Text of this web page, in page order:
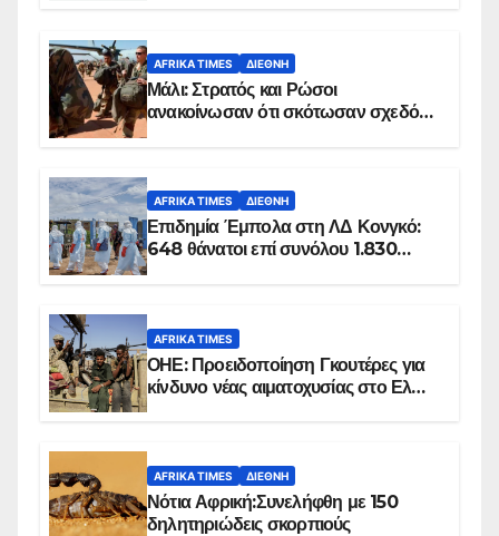
AFRIKA TIMES ΔΙΕΘΝΉ
Μάλι: Στρατός και Ρώσοι
ανακοίνωσαν ότι σκότωσαν σχεδόν
AFRIKA TIMES ΔΙΕΘΝΉ
Επιδημία Έμπολα στη ΛΔ Κονγκό:
648 θάνατοι επί συνόλου 1.830
AFRIKA TIMES
ΟΗΕ: Προειδοποίηση Γκουτέρες για
κίνδυνο νέας αιματοχυσίας στο Ελ
AFRIKA TIMES ΔΙΕΘΝΉ
Νότια Αφρική:Συνελήφθη με 150
δηλητηριώδεις σκορπιούς